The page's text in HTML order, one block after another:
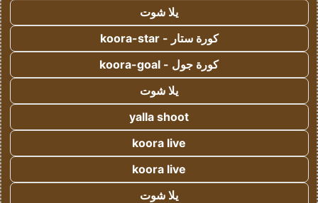
يلا شوت
كورة ستار - koora-star
كورة جول - koora-goal
يلا شوت
yalla shoot
koora live
koora live
يلا شوت